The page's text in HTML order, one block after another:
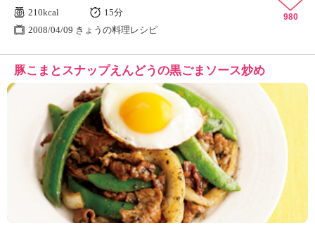
210kcal
15分
2008/04/09 きょうの料理レシピ
980
豚こまとスナップえんどうの黒ごまソース炒め